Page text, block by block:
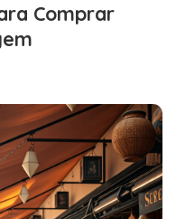
Comprar